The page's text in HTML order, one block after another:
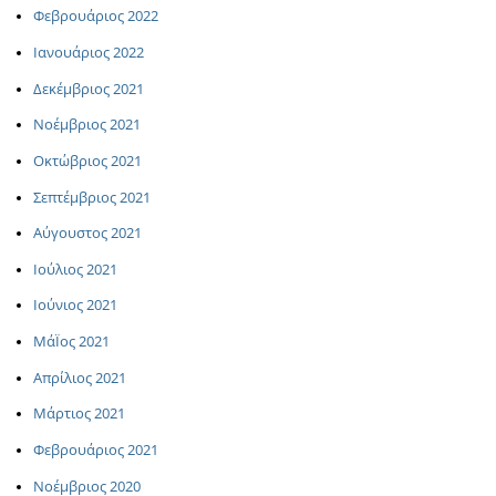
Φεβρουάριος 2022
Ιανουάριος 2022
Δεκέμβριος 2021
Νοέμβριος 2021
Οκτώβριος 2021
Σεπτέμβριος 2021
Αύγουστος 2021
Ιούλιος 2021
Ιούνιος 2021
ΜάΪος 2021
Απρίλιος 2021
Μάρτιος 2021
Φεβρουάριος 2021
Νοέμβριος 2020